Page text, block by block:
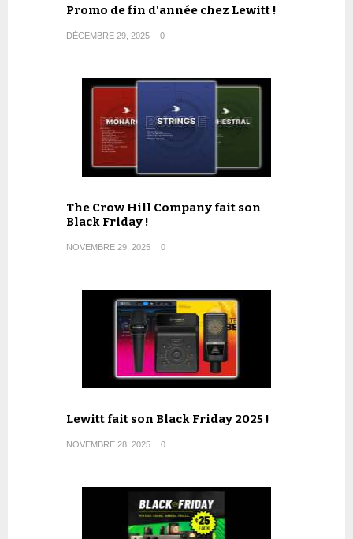
Promo de fin d'année chez Lewitt !
DÉCEMBRE 29, 2025 0
The Crow Hill Company fait son
Black Friday !
NOVEMBRE 29, 2025 0
Lewitt fait son Black Friday 2025 !
NOVEMBRE 28, 2025 0